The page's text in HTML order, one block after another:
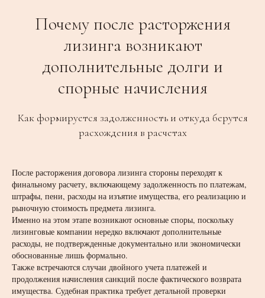
Почему после расторжения
лизинга возникают
дополнительные долги и
спорные начисления
Как формируется задолженность и откуда берутся
расхождения в расчетах
После расторжения договора лизинга стороны переходят к
финальному расчету, включающему задолженность по платежам,
штрафы, пени, расходы на изъятие имущества, его реализацию и
рыночную стоимость предмета лизинга.
Именно на этом этапе возникают основные споры, поскольку
лизинговые компании нередко включают дополнительные
расходы, не подтвержденные документально или экономически
обоснованные лишь формально.
Также встречаются случаи двойного учета платежей и
продолжения начисления санкций после фактического возврата
имущества. Судебная практика требует детальной проверки